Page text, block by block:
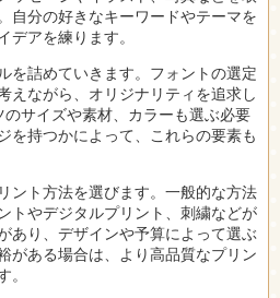
自分の好きなキーワードやテーマを
アを練ります。
を詰めていきます。フォントの選定
えながら、オリジナリティを追求し
サイズや素材、カラーも選ぶ必要
を持つかによって、これらの要素も
ント方法を選びます。一般的な方法
トやデジタルプリント、刺繍などが
あり、デザインや予算によって選ぶ
がある場合は、より高品質なプリン